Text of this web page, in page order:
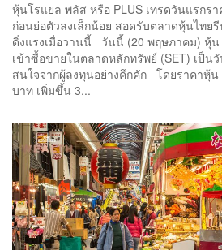
หุ้นโรแยล พลัส หรือ PLUS เทรดวันแรกรา
ก่อนย่อตัวลงเล็กน้อย สอดรับตลาดหุ้นไทย
ดิ่งแรงเมื่อวานนี้ วันนี้ (20 พฤษภาคม) หุ้น
เข้าซื้อขายในตลาดหลักทรัพย์ (SET) เป็น
สนใจจากผู้ลงทุนอย่างคึกคัก โดยราคาหุ้น
บาท เพิ่มขึ้น 3...